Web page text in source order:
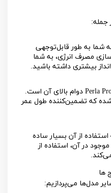
جمله:
شما به طور قابل‌توجهی
مصرف انرژی، به شما
بیشتری داشته باشید.
Perla دوام بالای آن است.
که تضمین‌کننده طول عمر
از آن بسیار ساده
در آن، استفاده از
ها
مدل‌ها می‌پردازیم: